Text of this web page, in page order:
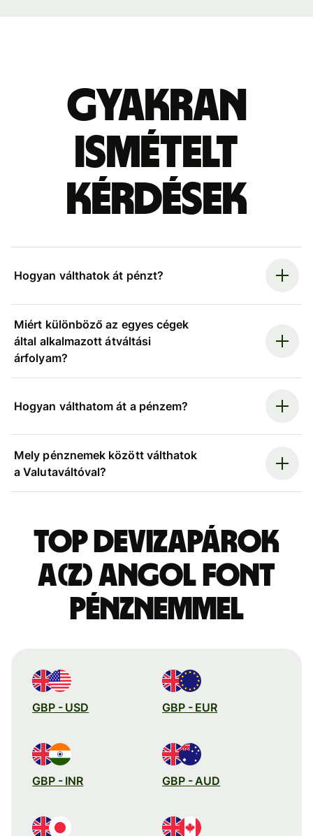
Gyakran
ismételt
kérdések
Hogyan válthatok át pénzt?
Miért különböző az egyes cégek
által alkalmazott átváltási
árfolyam?
Hogyan válthatom át a pénzem?
Mely pénznemek között válthatok
a Valutaváltóval?
Top devizapárok
a(z) angol font
pénznemmel
GBP - USD GBP - EUR
GBP - INR GBP - AUD